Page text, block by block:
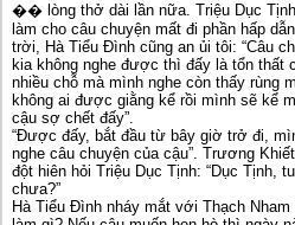
�� lòng thở dài lần nữa. Triệu Dục
làm cho câu chuyện mất đi phần hấp
trời, Hà Tiểu Đình cũng an ủi tôi: “Câu
kia không nghe được thì đấy là tổn thất
nhiều chỗ mà mình nghe còn thấy rùng
không ai được giằng kể rồi mình sẽ kể
cậu sợ chết đấy”.
“Được đấy, bắt đầu từ bây giờ trở đi,
nghe câu chuyện của cậu”. Trương
đột hiên hỏi Triệu Dục Tịnh: “Dục Tịnh,
chưa?”
Hà Tiểu Đình nháy mắt với Thạch Nham